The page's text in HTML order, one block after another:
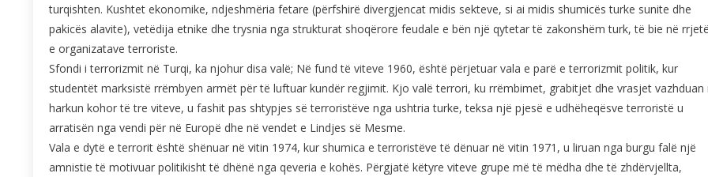
turqishten. Kushtet ekonomike, ndjeshmëria fetare (përfshirë divergjencat midis sekteve, si ai midis shumicës turke sunite dhe
pakicës alavite), vetëdija etnike dhe trysnia nga strukturat shoqërore feudale e bën një qytetar të zakonshëm turk, të bie në
e organizatave terroriste.
Sfondi i terrorizmit në Turqi, ka njohur disa valë; Në fund të viteve 1960, është përjetuar vala e parë e terrorizmit politik, kur
studentët marksistë rrëmbyen armët për të luftuar kundër regjimit. Kjo valë terrori, ku rrëmbimet, grabitjet dhe vrasjet vazhduan
harkun kohor të tre viteve, u fashit pas shtypjes së terroristëve nga ushtria turke, teksa një pjesë e udhëheqësve terroristë u
arratisën nga vendi për në Europë dhe në vendet e Lindjes së Mesme.
Vala e dytë e terrorit është shënuar në vitin 1974, kur shumica e terroristëve të dënuar në vitin 1971, u liruan nga burgu falë një
amnistie të motivuar politikisht të dhënë nga qeveria e kohës. Përgjatë këtyre viteve grupe më të mëdha dhe të zhdërvjellta,